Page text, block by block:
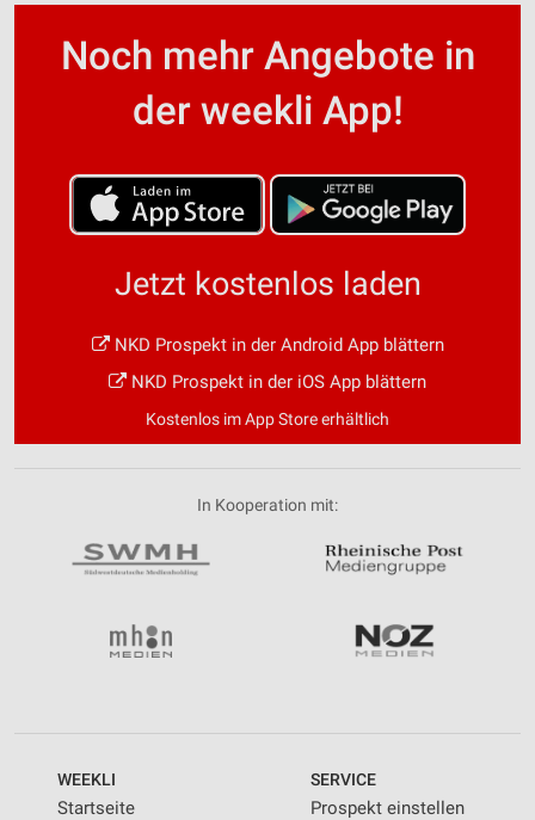
Noch mehr Angebote in
der weekli App!
Jetzt kostenlos laden
NKD Prospekt in der Android App blättern
NKD Prospekt in der iOS App blättern
Kostenlos im App Store erhältlich
In Kooperation mit:
WEEKLI
Startseite
SERVICE
Prospekt einstellen